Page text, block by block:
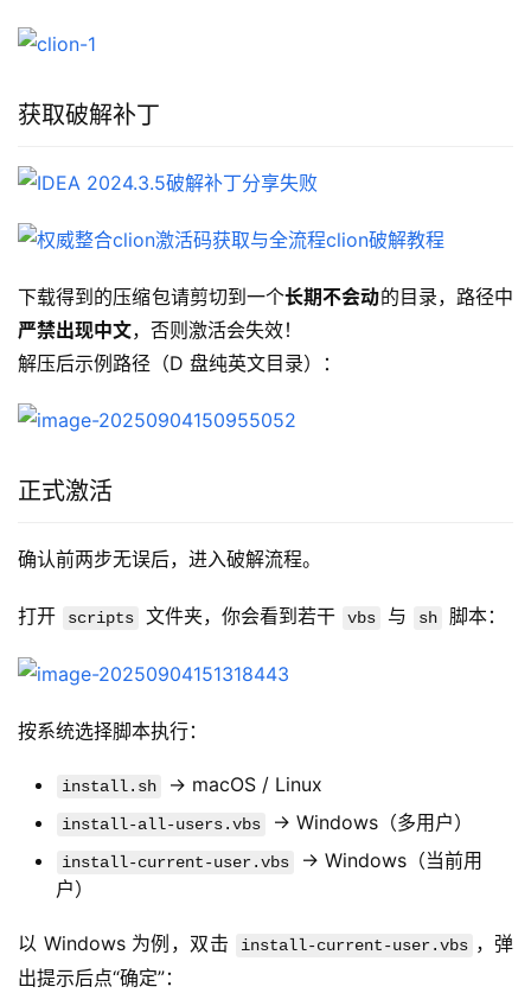
获取破解补丁
下载得到的压缩包请剪切到一个长期不会动的目录，路径中
严禁出现中文，否则激活会失效！
解压后示例路径（D 盘纯英文目录）：
正式激活
确认前两步无误后，进入破解流程。
打开 scripts 文件夹，你会看到若干 vbs 与 sh 脚本：
按系统选择脚本执行：
install.sh → macOS / Linux
install-all-users.vbs → Windows（多用户）
install-current-user.vbs
→ Windows（当前用
户）
以 Windows 为例，双击 install-current-user.vbs ，弹
出提示后点“确定”：